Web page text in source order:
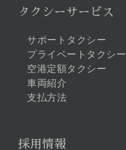
タクシーサービス
サポートタクシー
プライベートタクシー
空港定額タクシー
車両紹介
支払方法
採用情報